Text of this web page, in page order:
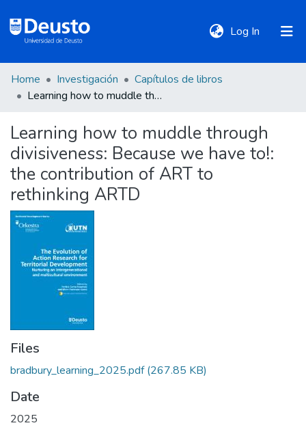
Log In (current)
DeustoTeka
Communities
&
Collections
All of DSpace
Statistics
Home Investigación
Capítulos de libros
Learning how to muddle through divisiveness: Because we have to!: the contribution of ART to rethinking ARTD
Learning how to muddle through
divisiveness: Because we have to!:
the contribution of ART to
rethinking ARTD
Files
bradbury_learning_2025.pdf(267.85 KB)
Date
2025